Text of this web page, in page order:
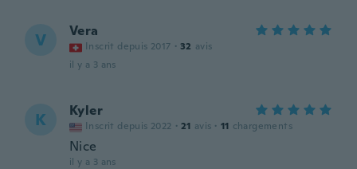
V Vera
Inscrit depuis 2017 · 32 avis
il y a 3 ans
K Kyler
Inscrit depuis 2022 · 21 avis · 11 chargements
Nice
il y a 3 ans